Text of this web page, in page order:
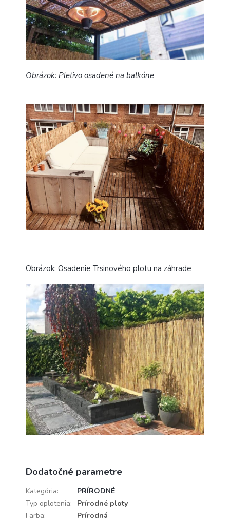
Obrázok: Pletivo osadené na balkóne
Obrázok: Osadenie Trsinového plotu na záhrade
Dodatočné parametre
Kategória:
PRÍRODNÉ
Typ oplotenia:
Prírodné ploty
Farba:
Prírodná